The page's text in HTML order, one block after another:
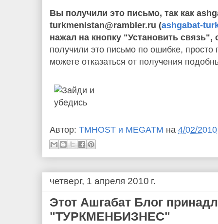
Вы получили это письмо, так как
turkmenistan@rambler.ru (ashgabat-
нажал на кнопку "Установить связь",
получили это письмо по ошибке, просто
можете отказаться от получения
Автор: TMHOST и MEGATM на 4/02/2010
четверг, 1 апреля 2010 г.
Этот Ашгабат Блог
"ТУРКМЕНБИЗНЕС"